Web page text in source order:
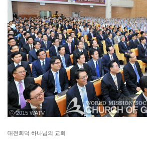
ⓒ 2015 WATV
대전회덕 하나님의 교회